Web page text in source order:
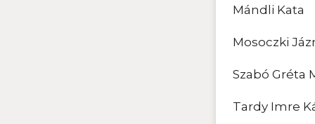
Mándli Kata
Mosoczki
Szabó Gréta
Tardy Imre